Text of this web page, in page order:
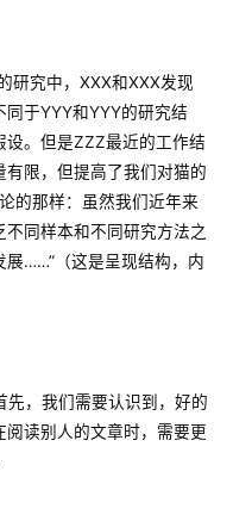
研究中，XXX和XXX发现
于YYY和YYY的研究结
。但是ZZZ最近的工作结
限，但提高了我们对猫的
的那样：虽然我们近年来
同样本和不同研究方法之
展……”（这是呈现结构，内
，我们需要认识到，好的
读别人的文章时，需要更